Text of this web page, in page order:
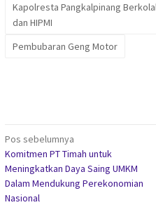
Kapolresta Pangkalpinang
dan HIPMI
Pembubaran Geng Motor
Navigasi
pos
Pos sebelumnya
Komitmen PT Timah untuk
Meningkatkan Daya Saing UMKM
Dalam Mendukung Perekonomian
Nasional